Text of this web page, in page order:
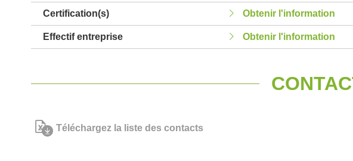
Certification(s) Obtenir l'information
Effectif entreprise Obtenir l'information
Téléchargez la liste des contacts